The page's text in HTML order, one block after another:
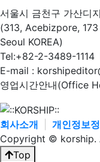
서울시 금천구 가산디
(313, Acebizpore,
Seoul KOREA)
Tel:+82-2-3489-
E-mail :
영업시간안내(Office
회사소개 개인정보
Copyright © korship.
Top